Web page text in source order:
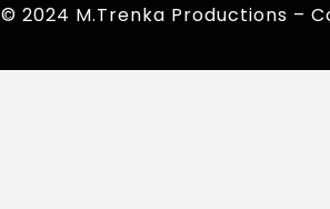
© 2024 M.Trenka Productions –